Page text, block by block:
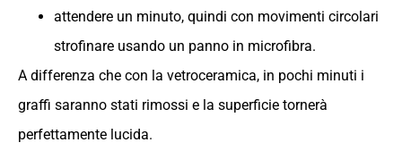
attendere un minuto, quindi con movimenti circolari
strofinare usando un panno in microfibra.
A differenza che con la vetroceramica, in pochi minuti i
graffi saranno stati rimossi e la superficie tornerà
perfettamente lucida.